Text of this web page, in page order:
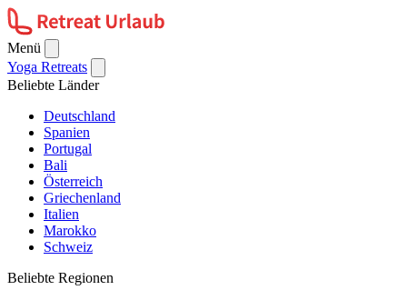
Menü
Yoga Retreats
Beliebte Länder
Deutschland
Spanien
Portugal
Bali
Österreich
Griechenland
Italien
Marokko
Schweiz
Beliebte Regionen